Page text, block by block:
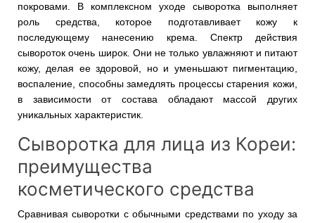
покровами. В комплексном уходе сыворотка выполняет
роль средства, которое подготавливает кожу к
последующему нанесению крема. Спектр действия
сывороток очень широк. Они не только увлажняют и питают
кожу, делая ее здоровой, но и уменьшают пигментацию,
воспаление, способны замедлять процессы старения кожи,
в зависимости от состава обладают массой других
уникальных характеристик.
Сыворотка для лица из Кореи:
преимущества
косметического средства
Сравнивая сыворотки с обычными средствами по уходу за